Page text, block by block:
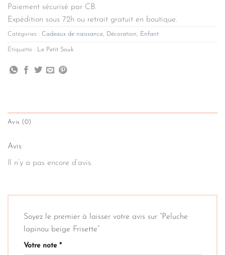
Paiement sécurisé par CB.
Expédition sous 72h ou retrait gratuit en boutique.
Catégories : Cadeaux de naissance, Décoration, Enfant
Étiquette : Le Petit Souk
Avis (0)
Avis
Il n’y a pas encore d’avis.
Soyez le premier à laisser votre avis sur “Peluche
lapinou beige Frisette”
Votre note *